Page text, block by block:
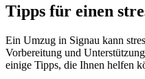
Tipps für einen
Ein Umzug in Signau kann
Vorbereitung und
einige Tipps, die Ihnen helfen